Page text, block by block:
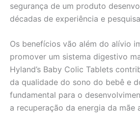
segurança de um produto
décadas de experiência e
Os benefícios vão além do alívio
promover um sistema digestivo
Hyland’s Baby Colic Tablets
da qualidade do sono do bebê e
fundamental para o
a recuperação da energia da mãe